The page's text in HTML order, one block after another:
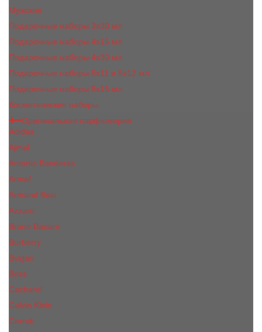
Мужские
Подарочные наборы 3х30 мл
Подарочные наборы 4x15 мл
Подарочные наборы 4x30 мл
Подарочные наборы 5x11 и 5х12 мл
Подарочные наборы 5x15 мл
Косметические наборы
Оригинальная парфюмерия
Adidas
Ajmal
Antonio Banderas
Armaf
Armand Basi
Azzaro
Bruno Banani
Burberry
Bvlgari
Boss
Cacharel
Calvin Klein
Cerruti